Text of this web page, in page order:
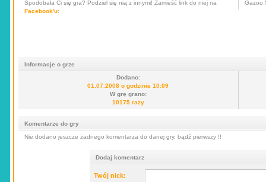
Spodobała Ci się gra? Podziel się nią z innymi! Zamieść link do niej na
Facebook'u:
Gazoo
Informacje o grze
Dodano:
01.07.2008 o godzinie 10:09
W grę grano:
10175 razy
Komentarze do gry
Nie dodano jeszcze żadnego komentarza do danej gry, bądź pierwszy !!
Dodaj komentarz
Twój nick: